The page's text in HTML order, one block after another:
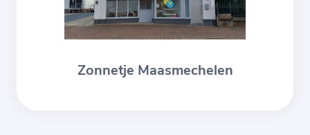
Zonnetje Maasmechelen